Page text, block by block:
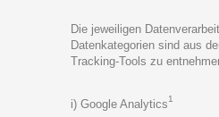
Die jeweiligen
Datenkategorien sind aus
Tracking-Tools zu
i) Google Analytics1